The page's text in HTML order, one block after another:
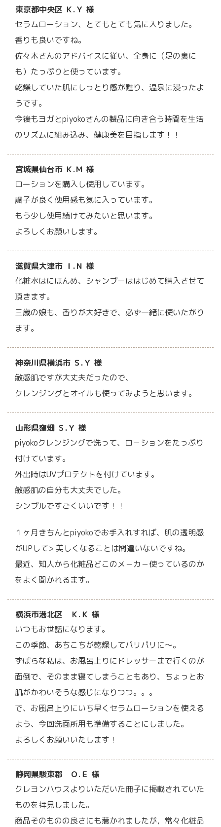
東京都中央区 Ｋ.Ｙ 様
セラムローション、とてもとても気に入りました。
香りも良いですね。
佐々木さんのアドバイスに従い、全身に（足の裏に
も）たっぷりと使っています。
乾燥していた肌にしっとり感が甦り、温泉に浸ったよ
うです。
今後もヨガとpiyokoさんの製品に向き合う時間を生活
のリズムに組み込み、健康美を目指します！！
宮城県仙台市 Ｋ.Ｍ 様
ローションを購入し使用しています。
調子が良く使用感も気に入っています。
もう少し使用続けてみたいと思います。
よろしくお願いします。
滋賀県大津市 Ｉ.Ｎ 様
化粧水はにほんめ、シャンプーははじめて購入させて
頂きます。
三歳の娘も、香りが大好きで、必ず一緒に使いたがり
ます。
神奈川県横浜市 Ｓ.Ｙ 様
敏感肌ですが大丈夫だったので、
クレンジングとオイルも使ってみようと思います。
山形県窪畑 Ｓ.Ｙ 様
piyokoクレンジングで洗って、ロ－ションをたっぷり
付けています。
外出時はUVプロテクトを付けています。
敏感肌の自分も大丈夫でした。
シンプルですごくいいです！！
１ヶ月きちんとpiyokoでお手入れすれば、肌の透明感
がUPして> 美しくなることは間違いないですね。
最近、知人から化粧品どこのメ－カ－使っているのか
をよく聞かれるます。
横浜市港北区 Ｋ.Ｋ 様
いつもお世話になります。
この季節、あちこちが乾燥してパリパリに～。
ずぼらな私は、お風呂上りにドレッサーまで行くのが
面倒で、そのまま寝てしまうこともあり、ちょっとお
肌がかわいそうな感じになりつつ。。。
で、お風呂上りにいち早くセラムローションを使える
よう、今回洗面所用も準備することにしました。
よろしくお願いいたします！
静岡県駿東郡 Ｏ.Ｅ 様
クレヨンハウスよりいただいた冊子に掲載されていた
ものを拝見しました。
商品そのものの良さにも惹かれましたが，常々化粧品